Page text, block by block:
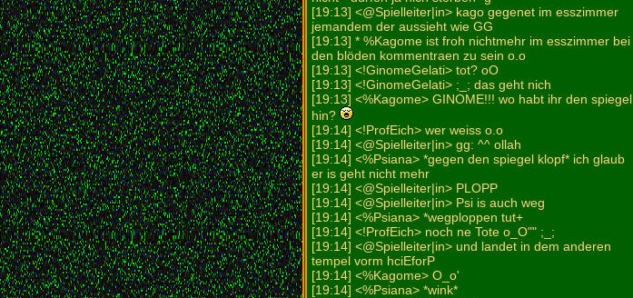
[19:13] <@Spielleiter|in> kago gegenet im esszimmer
jemandem der aussieht wie GG
[19:13] * %Kagome ist froh nichtmehr im esszimmer bei
den blöden kommentraen zu sein o.o
[19:13] <!GinomeGelati> tot? oO
[19:13] <!GinomeGelati> ;_; das geht nich
[19:13] <%Kagome> GINOME!!! wo habt ihr den spiegel
hin?
[19:14] <!ProfEich> wer weiss o.o
[19:14] <@Spielleiter|in> gg: ^^ ollah
[19:14] <%Psiana> *gegen den spiegel klopf* ich glaub
er is geht nicht mehr
[19:14] <@Spielleiter|in> PLOPP
[19:14] <@Spielleiter|in> Psi is auch weg
[19:14] <%Psiana> *wegploppen tut+
[19:14] <!ProfEich> noch ne Tote o_O"" ;_;
[19:14] <@Spielleiter|in> und landet in dem anderen
tempel vorm hciEforP
[19:14] <%Kagome> O_o'
[19:14] <%Psiana> *wink*